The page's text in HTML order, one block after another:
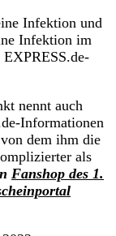
Infektion und
Infektion im
nennt auch
Informationen
dem ihm die
als
Fanshop des 1.